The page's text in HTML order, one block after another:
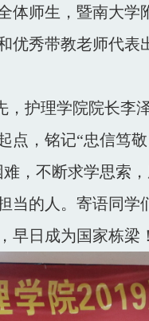
体师生，暨南大
优秀带教老师代
护理学院院长李
点，铭记“忠信笃
，不断求学思索
的人。寄语同学
早日成为国家栋梁！